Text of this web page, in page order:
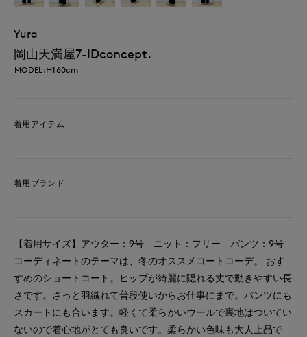
Yura
岡山天満屋7-IDconcept.
MODEL:H160cm
着用アイテム
着用ブランド
【着用サイズ】アウター：9号 ニット：フリー パンツ：9号
コーディネートのテーマは、冬のオススメコートコーデ。 おす
すめのショートコート。ヒップが綺麗に隠れる丈で動きやすい長
さです。さっと羽織れて普段使いからお仕事にまで。パンツにも
スカートにも合います。軽くて柔らかいウールで裏地はついてい
ないので着心地がとても良いです。柔らかい色味も大人上品で